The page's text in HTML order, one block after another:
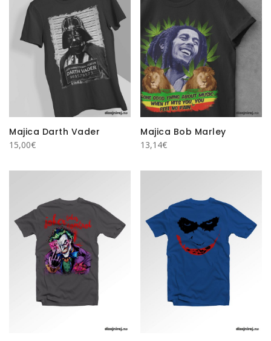
Majica Darth Vader
15,00€
Majica Bob Marley
13,14€